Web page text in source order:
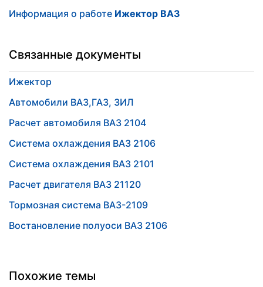
Информация о работе Ижектор ВАЗ
Связанные документы
Ижектор
Автомобили ВАЗ,ГАЗ, ЗИЛ
Расчет автомобиля ВАЗ 2104
Система охлаждения ВАЗ 2106
Система охлаждения ВАЗ 2101
Расчет двигателя ВАЗ 21120
Тормозная система ВАЗ-2109
Востановление полуоси ВАЗ 2106
Похожие темы